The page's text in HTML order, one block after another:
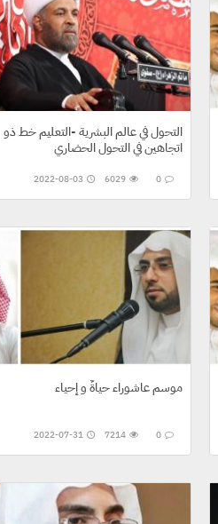
التحول في عالم البشرية -التعليم خط ذو
اتجاهين في التحول الحضاري
0
6029
موسم عاشوراء حياةٌ و إحياء
2022-07-31 0
7214